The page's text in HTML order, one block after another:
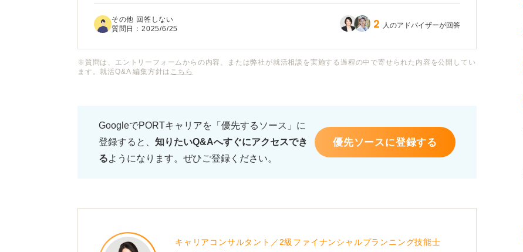
教えていただきたいです。
その他 回答しない
質問日：2025/6/25 2 人のアドバイザーが回答
※質問は、エントリーフォームからの内容、または弊社が就活相談を実施する過程の中で寄せられた内容を公開してい
ます。就活Q&A 編集方針は こちら
GoogleでPORTキャリアを「優先するソース」に
登録すると、 知りたいQ&Aへすぐにアクセスでき
るようになります。ぜひご登録ください。
優先ソースに登録する
キャリアコンサルタント／2級ファイナンシャルプランニング技能士